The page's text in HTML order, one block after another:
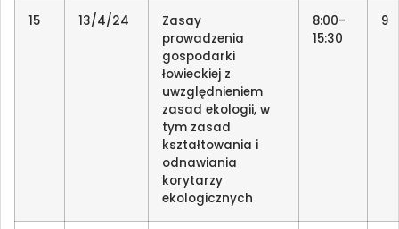
15 13/4/24
Zasay
prowadzenia
gospodarki
łowieckiej z
uwzględnieniem
zasad ekologii, w
tym zasad
kształtowania i
odnawiania
korytarzy
ekologicznych
8:00-
15:30
9